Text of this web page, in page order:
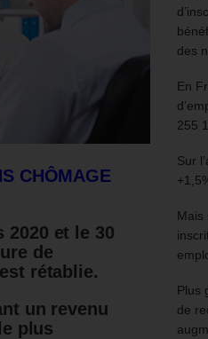
CHÔMAGE
2020 et le 30
de
rétablie.
un revenu
plus
des
En
255
Sur
Mais
Plus
de